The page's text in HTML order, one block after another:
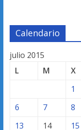
Calendario
julio 2015
L
M X
1
6
7 8
13
14 15